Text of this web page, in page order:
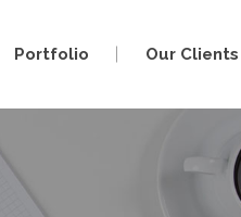
Portfolio Our Clients